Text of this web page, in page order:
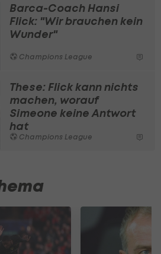
Barca-Coach Hansi
Flick: "Wir brauchen kein
Wunder"
Champions League
These: Flick kann nichts
machen, worauf
Simeone keine Antwort
hat
Champions League